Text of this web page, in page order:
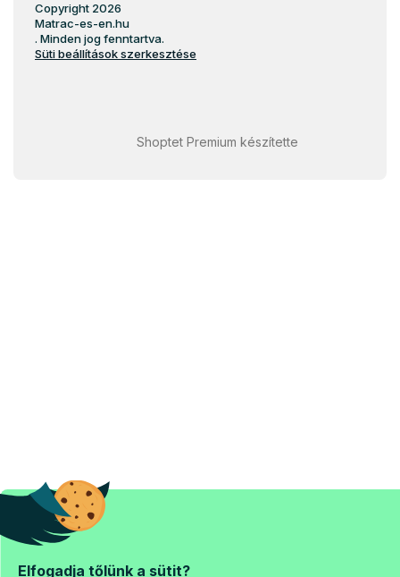
Elfogadja tőlünk a sütit?
Shoptet Premium készítette
Copyright 2026
Matrac-es-en.hu
. Minden jog fenntartva.
Süti beállítások szerkesztése